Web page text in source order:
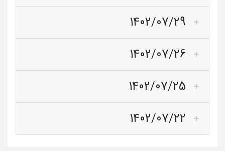
1402/07/29
1402/07/26
1402/07/25
1402/07/22